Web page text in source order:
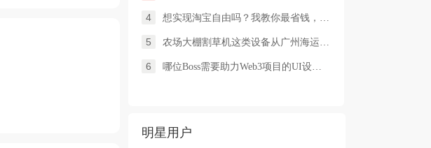
4 想实现淘宝自由吗？我教你最省钱，最方便的方法
5 农场大棚割草机这类设备从广州海运到澳洲堪培拉过海关需要提供什
6 哪位Boss需要助力Web3项目的UI设计，或qian
明星用户